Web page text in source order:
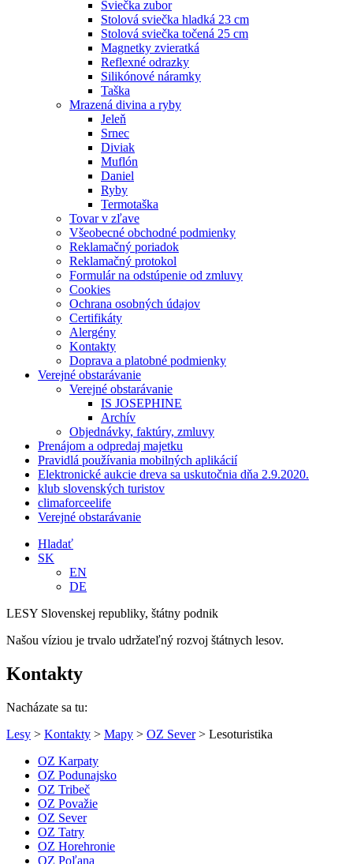
Sviečka zubor
Stolová sviečka hladká 23 cm
Stolová sviečka točená 25 cm
Magnetky zvieratká
Reflexné odrazky
Silikónové náramky
Taška
Mrazená divina a ryby
Jeleň
Srnec
Diviak
Muflón
Daniel
Ryby
Termotaška
Tovar v zľave
Všeobecné obchodné podmienky
Reklamačný poriadok
Reklamačný protokol
Formulár na odstúpenie od zmluvy
Cookies
Ochrana osobných údajov
Certifikáty
Alergény
Kontakty
Doprava a platobné podmienky
Verejné obstarávanie
Verejné obstarávanie
IS JOSEPHINE
Archív
Objednávky, faktúry, zmluvy
Prenájom a odpredaj majetku
Pravidlá používania mobilných aplikácií
Elektronické aukcie dreva sa uskutočnia dňa 2.9.2020.
klub slovenských turistov
climaforceelife
Verejné obstarávanie
Hladať
SK
EN
DE
LESY Slovenskej republiky, štátny podnik
Našou víziou je trvalo udržateľný rozvoj štátnych lesov.
Kontakty
Nacházate sa tu:
Lesy > Kontakty > Mapy > OZ Sever> Lesoturistika
OZ Karpaty
OZ Podunajsko
OZ Tribeč
OZ Považie
OZ Sever
OZ Tatry
OZ Horehronie
OZ Poľana